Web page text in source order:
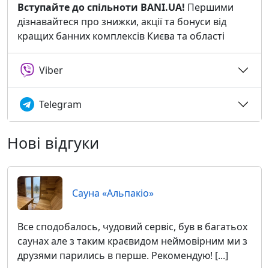
Вступайте до спільноти BANI.UA! Першими
дізнавайтеся про знижки, акції та бонуси від
кращих банних комплексів Києва та області
Viber
Telegram
Нові відгуки
Сауна «Альпакіо»
Все сподобалось, чудовий сервіс, був в багатьох
саунах але з таким краєвидом неймовірним ми з
друзями парились в перше. Рекомендую! [...]